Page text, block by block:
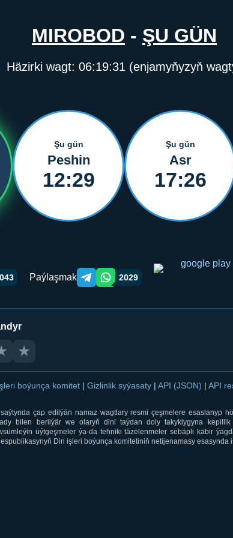
MIROBOD - ŞU GÜN
Häzirki wagt: 06:19:31 (enjamyňyzyň
Şu gün
Peshin
12:29
Şu gün
Asr
17:26
Paýlaşmak Telegram orqali ulashish
WhatsApp orqali ulashish
2029
★
boýunça komitet | Gizlinlik syýasaty | API (JSON) | API
çap edilýän namaz wagtlary resmi çeşmelere esaslanyp
bilen berilýär we olaryň dini taýdan doly takyklygyna kepillik
üýtgeşmeler ýa-da tehniki täzelenmeler sebäpli käbir
Din işleri boýunça komitetiniň netijenamasy esasynda